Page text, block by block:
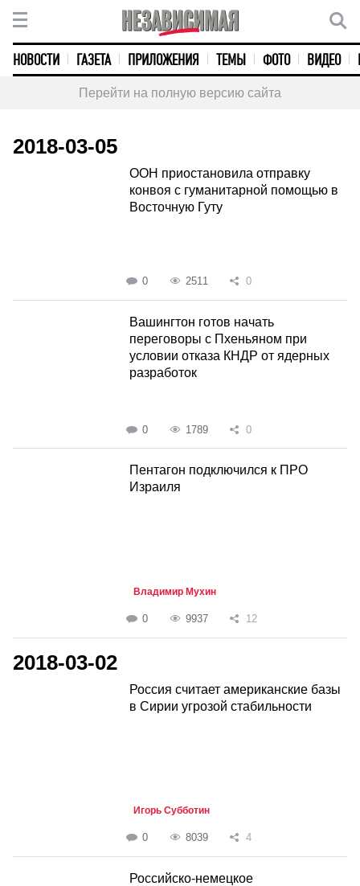
НОВОСТИ ГАЗЕТА ПРИЛОЖЕНИЯ ТЕМЫ ФОТО ВИДЕО
Перейти на полную версию сайта
2018-03-05
ООН приостановила отправку
конвоя с гуманитарной помощью в
Восточную Гуту
0 2511 0
Вашингтон готов начать
переговоры с Пхеньяном при
условии отказа КНДР от ядерных
разработок
0 1789 0
Пентагон подключился к ПРО
Израиля
Владимир Мухин
0 9937 12
2018-03-02
Россия считает американские базы
в Сирии угрозой стабильности
Игорь Субботин
0 8039 4
Российско-немецкое